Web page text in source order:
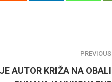
PREVIOUS
AUTOR KRIŽA NA OBALI